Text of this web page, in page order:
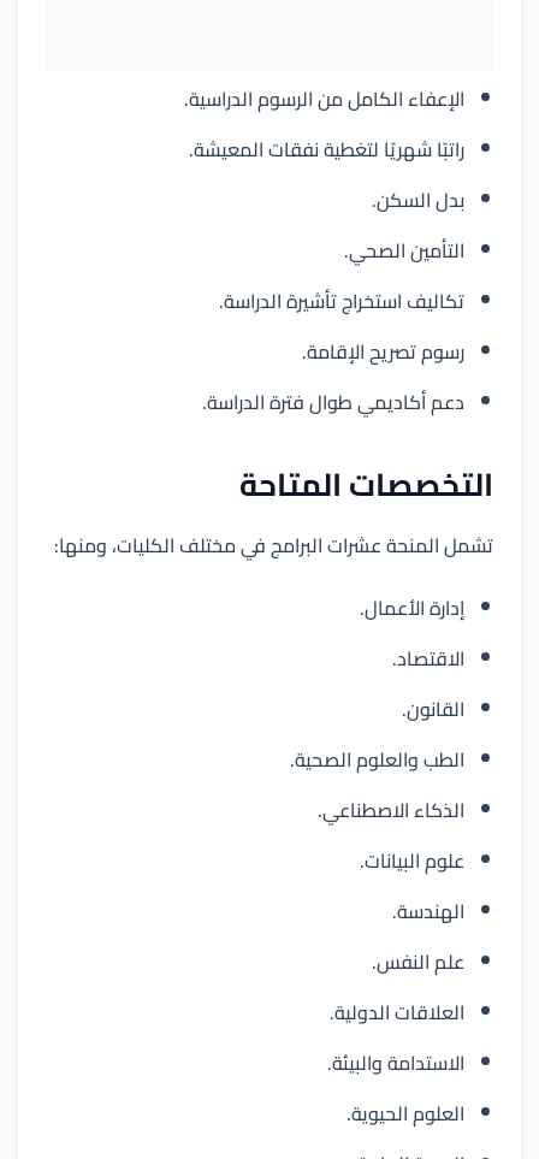
الإعفاء الكامل من الرسوم الدراسية.
راتبًا شهريًا لتغطية نفقات المعيشة.
بدل السكن.
التأمين الصحي.
تكاليف استخراج تأشيرة الدراسة.
رسوم تصريح الإقامة.
دعم أكاديمي طوال فترة الدراسة.
التخصصات المتاحة
تشمل المنحة عشرات البرامج في مختلف الكليات، ومنها:
إدارة الأعمال.
الاقتصاد.
القانون.
الطب والعلوم الصحية.
الذكاء الاصطناعي.
علوم البيانات.
الهندسة.
علم النفس.
العلاقات الدولية.
الاستدامة والبيئة.
العلوم الحيوية.